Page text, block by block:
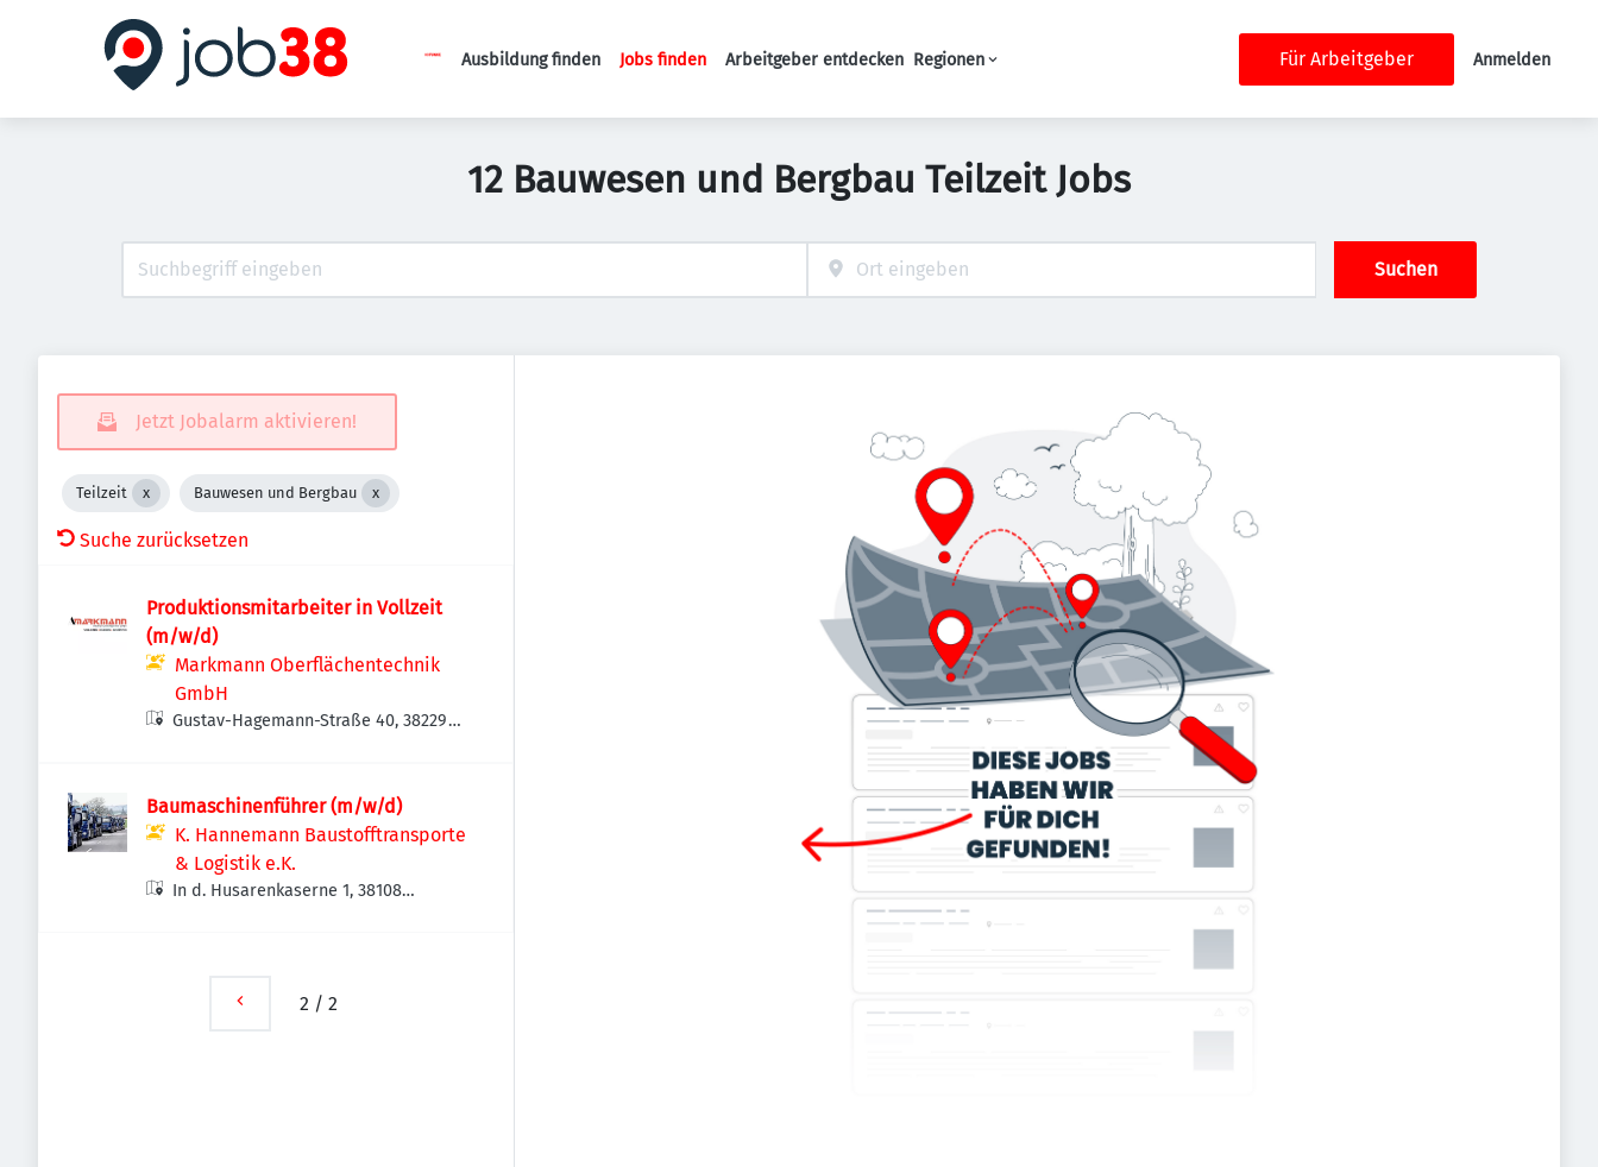
Haupt-Navigation
Ausbildung finden Jobs finden Arbeitgeber entdecken Regionen Für Arbeitgeber Anmelden
12 Bauwesen und Bergbau Teilzeit Jobs
Suchen
Jetzt Jobalarm aktivieren!
Teilzeit Bauwesen und Bergbau
Suche zurücksetzen
Produktionsmitarbeiter in Vollzeit
(m/w/d)
Markmann Oberflächentechnik
GmbH
Gustav-Hagemann-Straße 40, 38229
Baumaschinenführer (m/w/d)
K. Hannemann Baustofftransporte
& Logistik e.K.
In d. Husarenkaserne 1, 38108
2 / 2